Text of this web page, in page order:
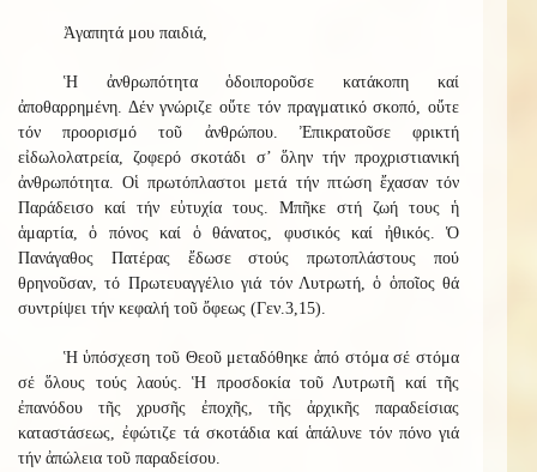
Ἀγαπητά μου παιδιά,
Ἡ ἀνθρωπότητα ὁδοιποροῦσε κατάκοπη καί
ἀποθαρρημένη. Δέν γνώριζε οὔτε τόν πραγματικό σκοπό, οὔτε
τόν προορισμό τοῦ ἀνθρώπου. Ἐπικρατοῦσε φρικτή
εἰδωλολατρεία, ζοφερό σκοτάδι σ’ ὅλην τήν προχριστιανική
ἀνθρωπότητα. Οἱ πρωτόπλαστοι μετά τήν πτώση ἔχασαν τόν
Παράδεισο καί τήν εὐτυχία τους. Μπῆκε στή ζωή τους ἡ
ἁμαρτία, ὁ πόνος καί ὁ θάνατος, φυσικός καί ἠθικός. Ὁ
Πανάγαθος Πατέρας ἔδωσε στούς πρωτοπλάστους πού
θρηνοῦσαν, τό Πρωτευαγγέλιο γιά τόν Λυτρωτή, ὁ ὁποῖος θά
συντρίψει τήν κεφαλή τοῦ ὄφεως (Γεν.3,15).
Ἡ ὑπόσχεση τοῦ Θεοῦ μεταδόθηκε ἀπό στόμα σέ στόμα
σέ ὅλους τούς λαούς. Ἡ προσδοκία τοῦ Λυτρωτῆ καί τῆς
ἐπανόδου τῆς χρυσῆς ἐποχῆς, τῆς ἀρχικῆς παραδείσιας
καταστάσεως, ἐφώτιζε τά σκοτάδια καί ἁπάλυνε τόν πόνο γιά
τήν ἀπώλεια τοῦ παραδείσου.